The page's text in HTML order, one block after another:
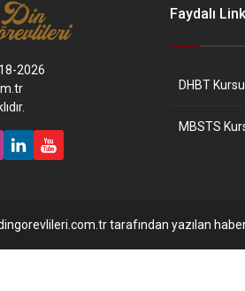
2026
Faydalı
DHBT Kursu
MBSTS
tarafından yazılan